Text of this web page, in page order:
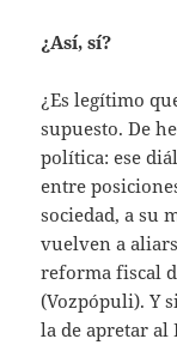
¿Así, sí?
¿Es legítimo
supuesto. De
política: ese
entre
sociedad, a su
vuelven a
reforma fiscal
(Vozpópuli). Y
la de apretar al